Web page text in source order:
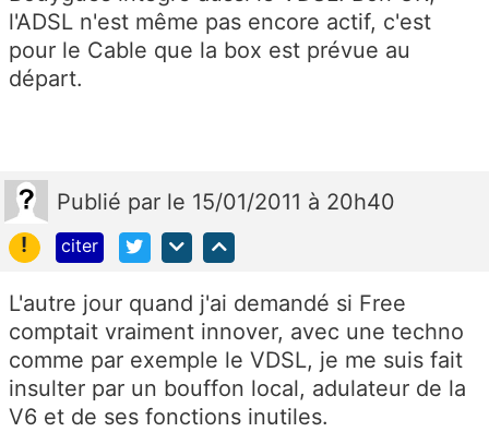
l'ADSL n'est même pas encore actif, c'est
pour le Cable que la box est prévue au
départ.
Publié par le 15/01/2011 à 20h40
!
citer
L'autre jour quand j'ai demandé si Free
comptait vraiment innover, avec une techno
comme par exemple le VDSL, je me suis fait
insulter par un bouffon local, adulateur de la
V6 et de ses fonctions inutiles.